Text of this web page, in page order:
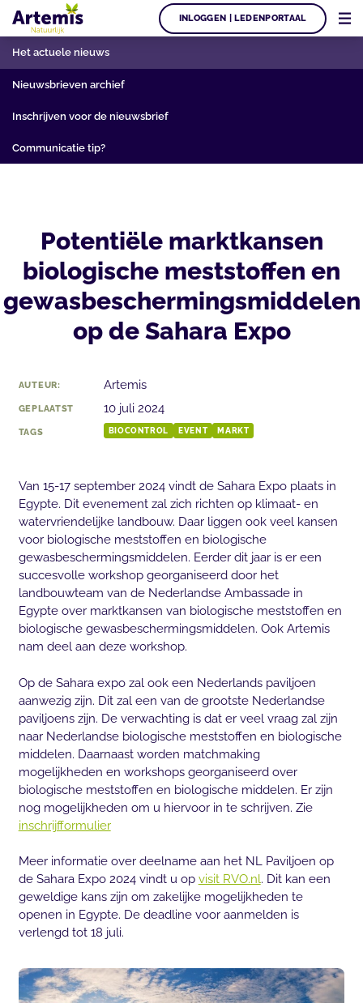
INLOGGEN | LEDENPORTAAL
Het actuele nieuws
Nieuwsbrieven archief
Inschrijven voor de nieuwsbrief
Communicatie tip?
Potentiële marktkansen
biologische meststoffen en
gewasbeschermingsmiddelen
op de Sahara Expo
AUTEUR: Artemis
GEPLAATST 10 juli 2024
TAGS BIOCONTROL EVENT MARKT
Van 15-17 september 2024 vindt de Sahara Expo plaats in
Egypte. Dit evenement zal zich richten op klimaat- en
watervriendelijke landbouw. Daar liggen ook veel kansen
voor biologische meststoffen en biologische
gewasbeschermingsmiddelen. Eerder dit jaar is er een
succesvolle workshop georganiseerd door het
landbouwteam van de Nederlandse Ambassade in
Egypte over marktkansen van biologische meststoffen en
biologische gewasbeschermingsmiddelen. Ook Artemis
nam deel aan deze workshop.
Op de Sahara expo zal ook een Nederlands paviljoen
aanwezig zijn. Dit zal een van de grootste Nederlandse
paviljoens zijn. De verwachting is dat er veel vraag zal zijn
naar Nederlandse biologische meststoffen en biologische
middelen. Daarnaast worden matchmaking
mogelijkheden en workshops georganiseerd over
biologische meststoffen en biologische middelen. Er zijn
nog mogelijkheden om u hiervoor in te schrijven. Zie
inschrijfformulier
Meer informatie over deelname aan het NL Paviljoen op
de Sahara Expo 2024 vindt u op visit RVO.nl. Dit kan een
geweldige kans zijn om zakelijke mogelijkheden te
openen in Egypte. De deadline voor aanmelden is
verlengd tot 18 juli.